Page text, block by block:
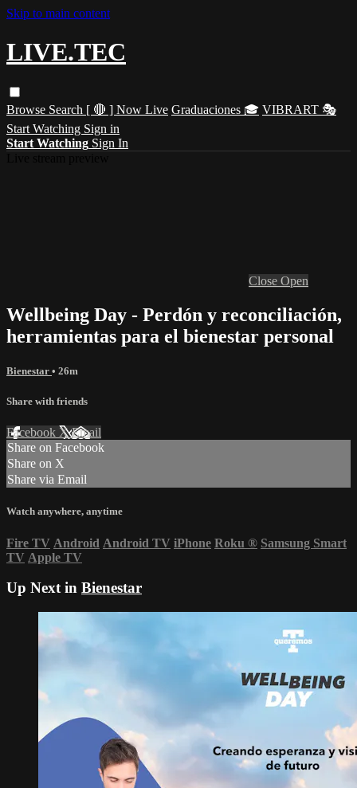
Skip to main content
LIVE.TEC
Browse Search [ 🔴 ] Now Live Graduaciones 🎓 VIBRART 🎭
Start Watching Sign in
Start Watching Sign In
Close Open
Wellbeing Day - Perdón y reconciliación,
herramientas para el bienestar personal
Bienestar • 26m
Share with friends
Facebook XEmail
Share on Facebook
Share on X
Share via Email
Watch anywhere, anytime
Fire TV Android Android TV iPhone Roku ® Samsung Smart
TV Apple TV
Up Next in Bienestar